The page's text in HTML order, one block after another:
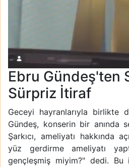
Ebru Gündeş'ten
Sürpriz İtiraf
Geceyi hayranlarıyla birlikte
Gündeş, konserin bir anında
Şarkıcı, ameliyatı hakkında
yüz gerdirme ameliyatı
gençleşmiş miyim?" dedi. Bu